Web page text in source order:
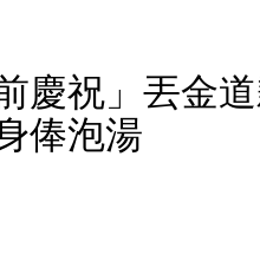
慶祝」丟金
俸泡湯